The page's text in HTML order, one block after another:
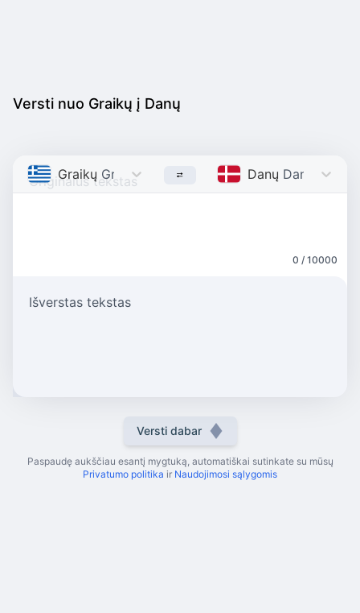
Versti nuo Graikų į Danų
Graikų Greek Danų Danish
0 / 10000
Išverstas tekstas
Versti dabar
Paspaudę aukščiau esantį mygtuką, automatiškai sutinkate su mūsų
Privatumo politika ir Naudojimosi sąlygomis